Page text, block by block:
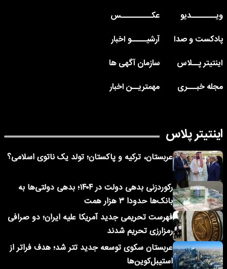
ویــــــــدیو
عکــــــــــس
پادکست و صدا
آرشیـــــو اخبار
اینتیتر پــلاس
سازمان آگهی ها
مجله خبـــری
مهمتریــن اخبار
اینتیتر پلاس
عربستان، ترکیه و پاکستان؛ تولد یک ناتوی اسلامی؟
رکوردزنی بدهی دولت در ۱۴۰۴؛ بدهی دولتی‌ها به
بانک‌ها حدودا ۳ هزار همت
فهرست تحریمی جدید آمریکا علیه ایران؛ دو صرافی
رمزارزی تحریم شدند
عربستان سکوی توسعه جدید تتر شد؛ هدف فراتر از
استیبل‌کوین‌ها